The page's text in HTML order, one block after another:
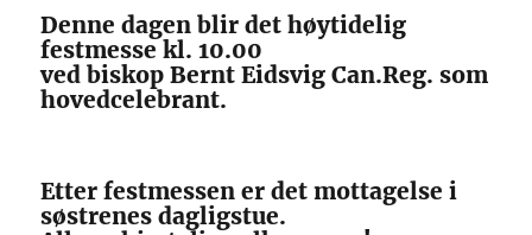
Denne dagen blir det høytidelig
festmesse kl. 10.00
ved biskop Bernt Eidsvig Can.Reg. som
hovedcelebrant.
Etter festmessen er det mottagelse i
søstrenes dagligstue.